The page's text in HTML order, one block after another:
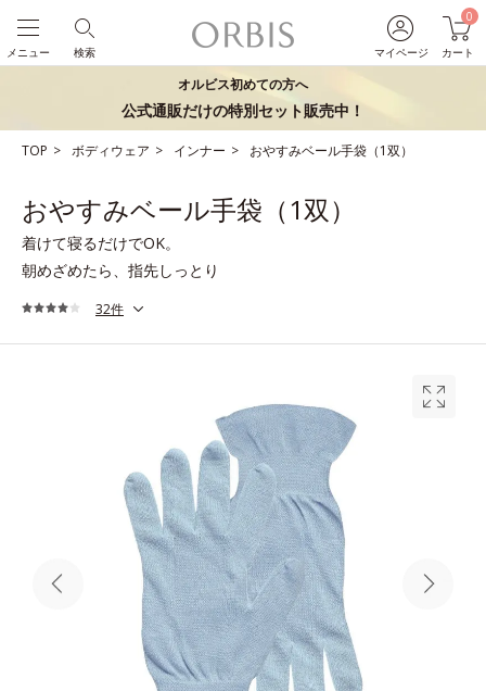
マイページ
0
カート
検索
メニュー
オルビス初めての方へ
公式通販だけの特別セット販売中！
TOP ボディウェア インナー おやすみベール手袋（1双）
おやすみベール手袋（1双）
着けて寝るだけでOK。
朝めざめたら、指先しっとり
32件